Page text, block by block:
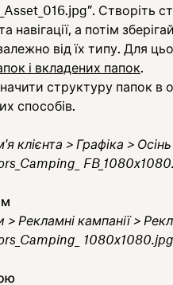
Створіть
навігації, а потім
від їх типу. Для
і вкладених папок.
структуру папок в
способів.
клієнта > Графіка >
> Рекламні кампанії >
1080x1080.jpg